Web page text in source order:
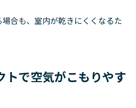
合も、室内が乾きにくくなるた
トで空気がこもりやす